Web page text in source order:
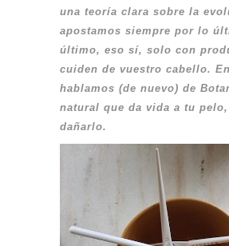
una teoría clara sobre la
apostamos siempre por lo
último, eso sí, solo con
cuiden de vuestro cabello.
hablamos (de nuevo) de
natural que da vida a tu
dañarlo.